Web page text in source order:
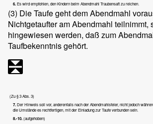
6.Es wird empfohlen, den Kindern beim Abendmahl Traubensaft zu reichen.
(3) Die Taufe geht dem Abendmahl
Nichtgetaufter am Abendmahl teilnimmt,
hingewiesen werden, daß zum
Taufbekenntnis gehört.
(Zu § 3 Abs. 3)
7.Der Hinweis soll vor, anderenfalls nach der Abendmahlsfeier, nicht jedoch
die Umstände es rechtfertigen, mit der Einladung zur Taufe verbunden sein.
8.-10.(aufgehoben)